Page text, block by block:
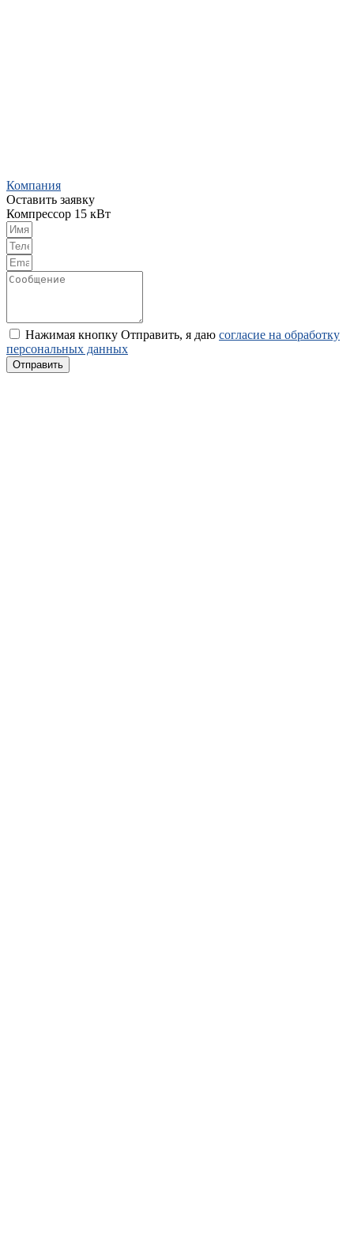
Компания
Оставить заявку
Компрессор 15 кВт
Нажимая кнопку Отправить, я даю согласие на обработку
персональных данных
Отправить